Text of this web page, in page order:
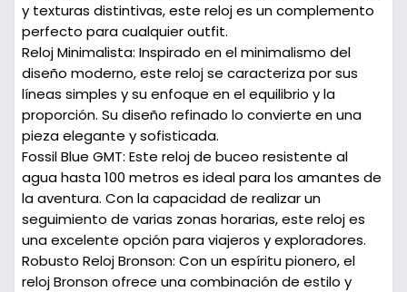
y texturas distintivas, este reloj es un complemento
perfecto para cualquier outfit.
Reloj Minimalista: Inspirado en el minimalismo del
diseño moderno, este reloj se caracteriza por sus
líneas simples y su enfoque en el equilibrio y la
proporción. Su diseño refinado lo convierte en una
pieza elegante y sofisticada.
Fossil Blue GMT: Este reloj de buceo resistente al
agua hasta 100 metros es ideal para los amantes de
la aventura. Con la capacidad de realizar un
seguimiento de varias zonas horarias, este reloj es
una excelente opción para viajeros y exploradores.
Robusto Reloj Bronson: Con un espíritu pionero, el
reloj Bronson ofrece una combinación de estilo y